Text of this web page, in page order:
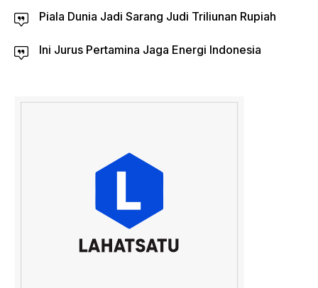
Piala Dunia Jadi Sarang Judi Triliunan Rupiah
Ini Jurus Pertamina Jaga Energi Indonesia